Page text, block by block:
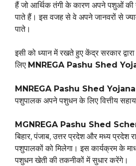
हैं जो आर्थिक तंगी के कारण अपने पशुओं की
पाते हैं। इस वजह से वे अपने जानवरों से
पाते।
इसी को ध्यान में रखते हुए केंद्र सरकार
लिए MNREGA Pashu Shed
MNREGA Pashu Shed
पशुपालक अपने पशुधन के लिए वित्तीय
MGNREGA Pashu Shed
बिहार, पंजाब, उत्तर प्रदेश और मध्य प्रदेश
पशुपालकों को मिलेगा। इस कार्यक्रम के
पशुधन खेती की तकनीकों में सुधार करेंगे।